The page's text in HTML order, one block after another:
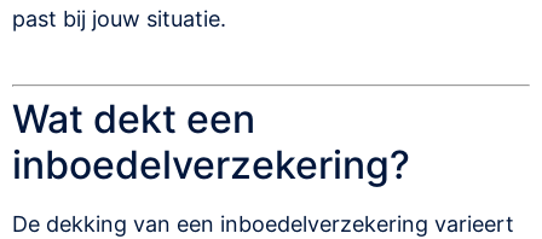
past bij jouw situatie.
Wat dekt een
inboedelverzekering?
De dekking van een inboedelverzekering varieert